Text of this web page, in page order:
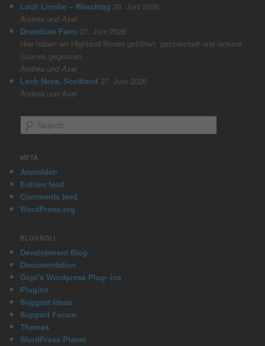
Loch Linnhe – Waschtag 29. Juni 2026
Andrea und Axel
Drumbuie Farm 27. Juni 2026
Hier haben wir Highland Rinder gefüttert, gestreichelt und leckere
Scones gegessen.
Andrea und Axel
Loch Ness, Scottland 27. Juni 2026
Andrea und Axel
e
r
h
META
Anmelden
Entries feed
Comments feed
WordPress.org
BLOGROLL
Development Blog
Documentation
Gopi's Wordpress Plug- ins
Plugins
Suggest Ideas
Support Forum
Themes
WordPress Planet